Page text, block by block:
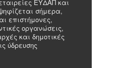
ΕΥΔΑΠ και
σήμερα,
επιστήμονες,
οργανώσεις,
και δημοτικές
ύδρευσης